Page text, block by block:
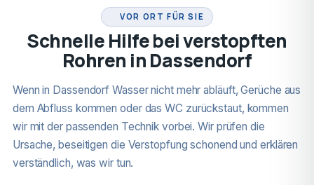
VOR ORT FÜR SIE
Schnelle Hilfe bei verstopften
Rohren in Dassendorf
Wenn in Dassendorf Wasser nicht mehr abläuft, Gerüche aus
dem Abfluss kommen oder das WC zurückstaut, kommen
wir mit der passenden Technik vorbei. Wir prüfen die
Ursache, beseitigen die Verstopfung schonend und erklären
verständlich, was wir tun.